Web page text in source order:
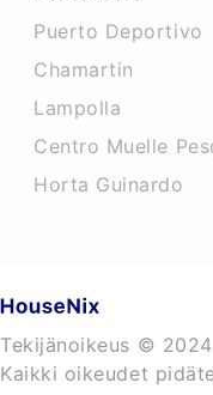
Puerto Deportivo
Chamartin
Lampolla
Centro Muelle
Horta Guinardo
Tekijänoikeus ©
Kaikki oikeudet